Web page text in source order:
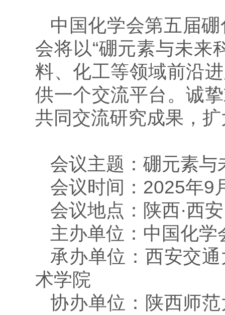
中国化学会第五届
会将以“硼元素与未来
料、化工等领域前沿
供一个交流平台。诚
共同交流研究成果，
会议主题： 硼元素与
会议时间： 2025年9
会议地点： 陕西·西
主办单位： 中国化学
承办单位： 西安交
术学院
协办单位： 陕西师